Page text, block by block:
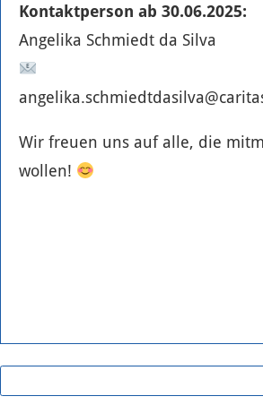
Kontaktperson ab 30.06.2025:
Angelika Schmiedt da Silva
Wir freuen uns auf alle, die
wollen!